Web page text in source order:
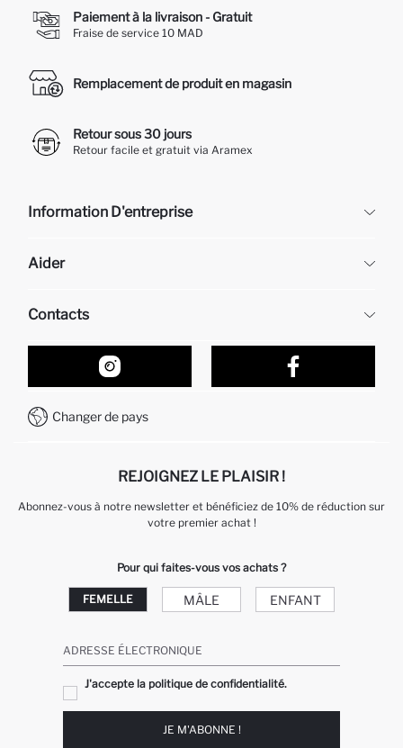
Paiement à la livraison - Gratuit
Fraise de service 10 MAD
Remplacement de produit en magasin
Retour sous 30 jours
Retour facile et gratuit via Aramex
Information D'entreprise
À propos de nous
Aider
Retour et changement
Suivi de la Commande
Comment acheter sur DeFacto ?
Comment payer sur DeFacto?
Contacts
Nos Magasins
Formulaire de contact
Service Client +212 525 076 633
Changer de pays
REJOIGNEZ LE PLAISIR !
Abonnez-vous à notre newsletter et bénéficiez de 10% de réduction sur
votre premier achat !
Pour qui faites-vous vos achats ?
FEMELLE MÂLE ENFANT
ADRESSE ÉLECTRONIQUE
J'accepte la politique de confidentialité.
JE M'ABONNE !